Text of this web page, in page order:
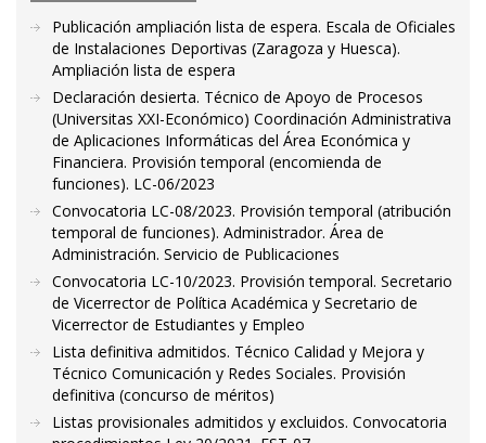
Publicación ampliación lista de espera. Escala de Oficiales
de Instalaciones Deportivas (Zaragoza y Huesca).
Ampliación lista de espera
Declaración desierta. Técnico de Apoyo de Procesos
(Universitas XXI-Económico) Coordinación Administrativa
de Aplicaciones Informáticas del Área Económica y
Financiera. Provisión temporal (encomienda de
funciones). LC-06/2023
Convocatoria LC-08/2023. Provisión temporal (atribución
temporal de funciones). Administrador. Área de
Administración. Servicio de Publicaciones
Convocatoria LC-10/2023. Provisión temporal. Secretario
de Vicerrector de Política Académica y Secretario de
Vicerrector de Estudiantes y Empleo
Lista definitiva admitidos. Técnico Calidad y Mejora y
Técnico Comunicación y Redes Sociales. Provisión
definitiva (concurso de méritos)
Listas provisionales admitidos y excluidos. Convocatoria